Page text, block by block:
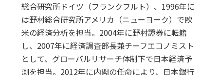
総合研究所ドイツ（フランクフルト）、1996年に
は野村総合研究所アメリカ（ニューヨーク）で欧
米の経済分析を担当。2004年に野村證券に転籍
し、2007年に経済調査部長兼チーフエコノミスト
として、グローバルリサーチ体制下で日本経済予
測を担当。2012年に内閣の任命により、日本銀行